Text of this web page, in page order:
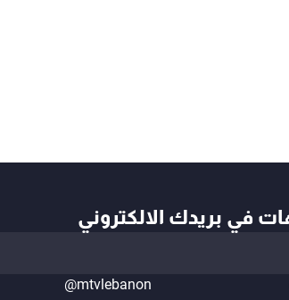
في بريدك الالكتروني
@mtvlebanon